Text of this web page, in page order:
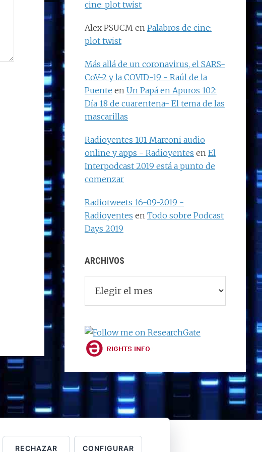
cine: plot twist
Alex PSUCM en Palabros de cine:
plot twist
Más allá de un coronavirus, el SARS-
CoV-2 y la COVID-19 - Raúl de la
Puente en Un Papá en Apuros 102:
Día 18 de cuarentena- El tema de las
mascarillas
Radioyentes 101 Marconi audio
online y apps - Radioyentes en El
Interpodcast 2019 está a punto de
comenzar
Radiotweets 16-09-2019 -
Radioyentes en Todo sobre Podcast
Days 2019
ARCHIVOS
RECHAZAR CONFIGURAR